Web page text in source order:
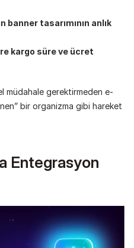
tasarımının anlık
kargo süre ve ücret
müdahale gerektirmeden e-
bir organizma gibi hareket
Entegrasyon